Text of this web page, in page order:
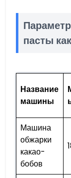
пасты
Название
машины
Машина
обжарки
какао-
бобов